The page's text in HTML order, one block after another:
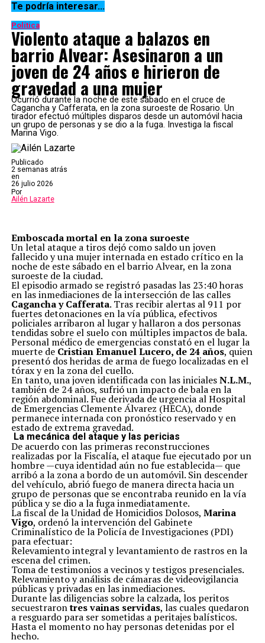
Siguente
Fotos poco conocidas de Miguel Lifschitz para recordarlo
Anterior
El gobierno provincial dispuso dos días de duelo por la muerte
de Miguel Lifschitz
Te podría interesar...
Política
Violento ataque a balazos en
barrio Alvear: Asesinaron a un
joven de 24 años e hirieron de
gravedad a una mujer
Ocurrió durante la noche de este sábado en el cruce de
Cagancha y Cafferata, en la zona suroeste de Rosario. Un
tirador efectuó múltiples disparos desde un automóvil hacia
un grupo de personas y se dio a la fuga. Investiga la fiscal
Marina Vigo.
Publicado
2 semanas atrás
en
26 julio 2026
Por
Ailén Lazarte
Emboscada mortal en la zona suroeste
Un letal ataque a tiros dejó como saldo un joven
fallecido y una mujer internada en estado crítico en la
noche de este sábado en el barrio Alvear, en la zona
suroeste de la ciudad.
El episodio armado se registró pasadas las 23:40 horas
en las inmediaciones de la intersección de las calles
Cagancha y Cafferata. Tras recibir alertas al 911 por
fuertes detonaciones en la vía pública, efectivos
policiales arribaron al lugar y hallaron a dos personas
tendidas sobre el suelo con múltiples impactos de bala.
Personal médico de emergencias constató en el lugar la
muerte de Cristian Emanuel Lucero, de 24 años, quien
presentó dos heridas de arma de fuego localizadas en el
tórax y en la zona del cuello.
En tanto, una joven identificada con las inicialesN.L.M.,
también de 24 años, sufrió un impacto de bala en la
región abdominal. Fue derivada de urgencia al Hospital
de Emergencias Clemente Álvarez (HECA), donde
permanece internada con pronóstico reservado y en
estado de extrema gravedad.
La mecánica del ataque y las pericias
De acuerdo con las primeras reconstrucciones
realizadas por la Fiscalía, el ataque fue ejecutado por un
hombre —cuya identidad aún no fue establecida— que
arribó a la zona a bordo de un automóvil. Sin descender
del vehículo, abrió fuego de manera directa hacia un
grupo de personas que se encontraba reunido en la vía
pública y se dio a la fuga inmediatamente.
La fiscal de la Unidad de Homicidios Dolosos, Marina
Vigo, ordenó la intervención del Gabinete
Criminalístico de la Policía de Investigaciones (PDI)
para efectuar:
Relevamiento integral y levantamiento de rastros en la
escena del crimen.
Toma de testimonios a vecinos y testigos presenciales.
Relevamiento y análisis de cámaras de videovigilancia
públicas y privadas en las inmediaciones.
Durante las diligencias sobre la calzada, los peritos
secuestrarontres vainas servidas, las cuales quedaron
a resguardo para ser sometidas a peritajes balísticos.
Hasta el momento no hay personas detenidas por el
hecho.